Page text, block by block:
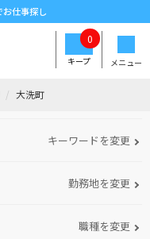
仕事探し
メニュー
キープ
0
大洗町
キーワードを変更
勤務地を変更
職種を変更